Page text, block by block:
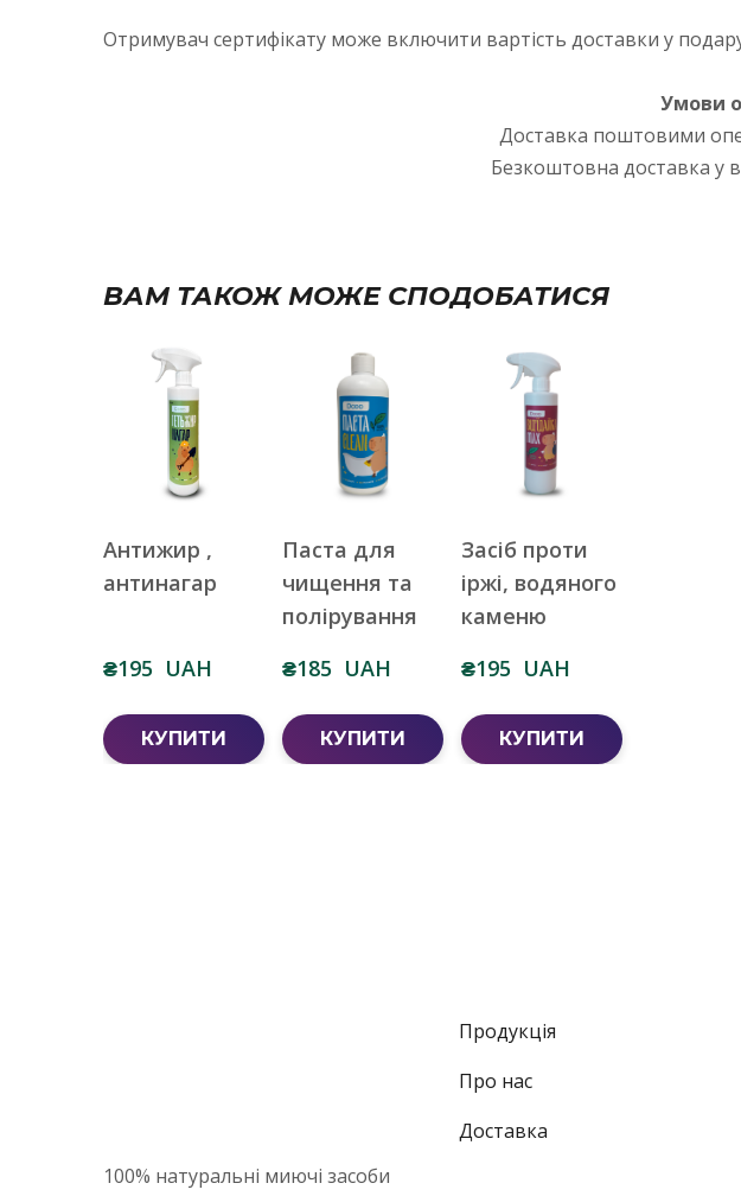
Отримувач сертифікату може включити вартість доставки у
Умови
Доставка поштовими
Безкоштовна доставка у
ВАМ ТАКОЖ МОЖЕ СПОДОБАТИСЯ
Антижир ,
антинагар
₴195  UAH
КУПИТИ
Паста для
чищення та
полірування
₴185  UAH
КУПИТИ
Засіб проти
іржі, водяного
каменю
₴195  UAH
КУПИТИ
100% натуральні миючі засоби
Продукція
Про нас
Доставка